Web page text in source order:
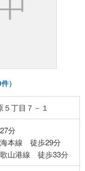
）
丁目７－１
分
本線 徒歩29分
山港線 徒歩33分